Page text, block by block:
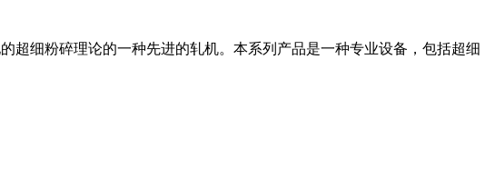
超细粉碎理论的一种先进的轧机。本系列产品是一种专业设备，包括超细